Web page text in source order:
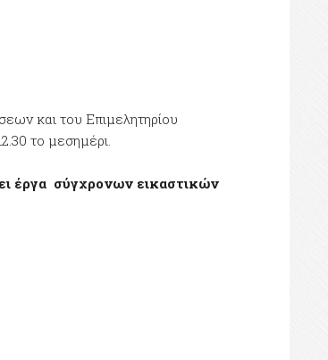
και του Επιμελητηρίου
το μεσημέρι.
έργα σύγχρονων εικαστικών